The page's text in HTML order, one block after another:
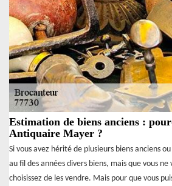
Estimation de biens anciens :
Antiquaire Mayer ?
Si vous avez hérité de plusieurs biens anciens
au fil des années divers biens, mais que vous ne
choisissez de les vendre. Mais pour que vous